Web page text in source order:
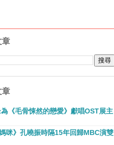
章
章
《毛骨悚然的戀愛》獻唱OST展主
媽咪》孔曉振時隔15年回歸MBC演雙